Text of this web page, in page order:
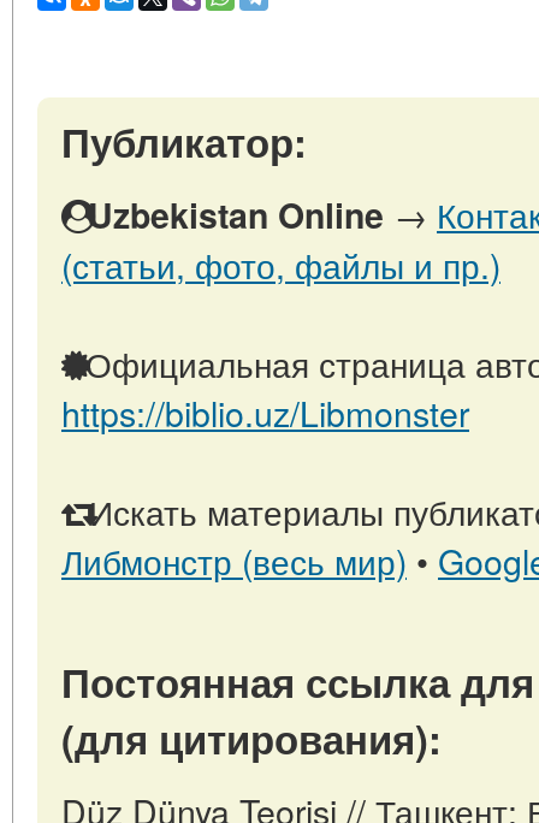
Публикатор:
Uzbekistan Online →
(статьи, фото, файлы и пр.)
Официальная страница
https://biblio.uz/Libmonster
Искать материалы
Либмонстр (весь мир) •
Постоянная ссылка
(для цитирования):
Düz Dünya Teorisi // Ташкент: